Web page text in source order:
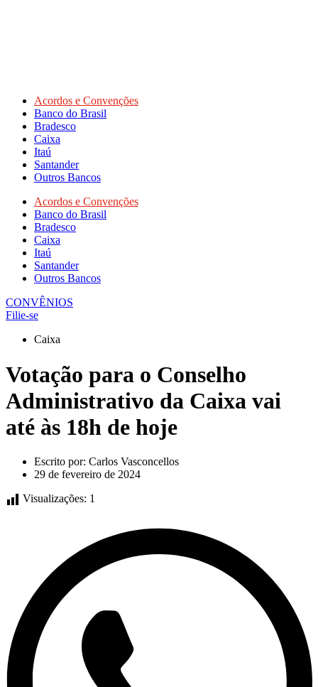
Acordos e Convenções
Banco do Brasil
Bradesco
Caixa
Itaú
Santander
Outros Bancos
Acordos e Convenções
Banco do Brasil
Bradesco
Caixa
Itaú
Santander
Outros Bancos
CONVÊNIOS
Filie-se
Caixa
Votação para o Conselho
Administrativo da Caixa vai
até às 18h de hoje
Escrito por: Carlos Vasconcellos
29 de fevereiro de 2024
Visualizações: 1